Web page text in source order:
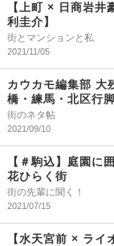
街とマンションと私
【上町 × 日商岩井
利圭介】
2021/11/05
街のネタ帖
カウカモ編集部 大
橋・練馬・北区行
2021/09/10
街の先輩に聞く！
【＃駒込】庭園に
花ひらく街
2021/07/15
【水天宮前 × ライ